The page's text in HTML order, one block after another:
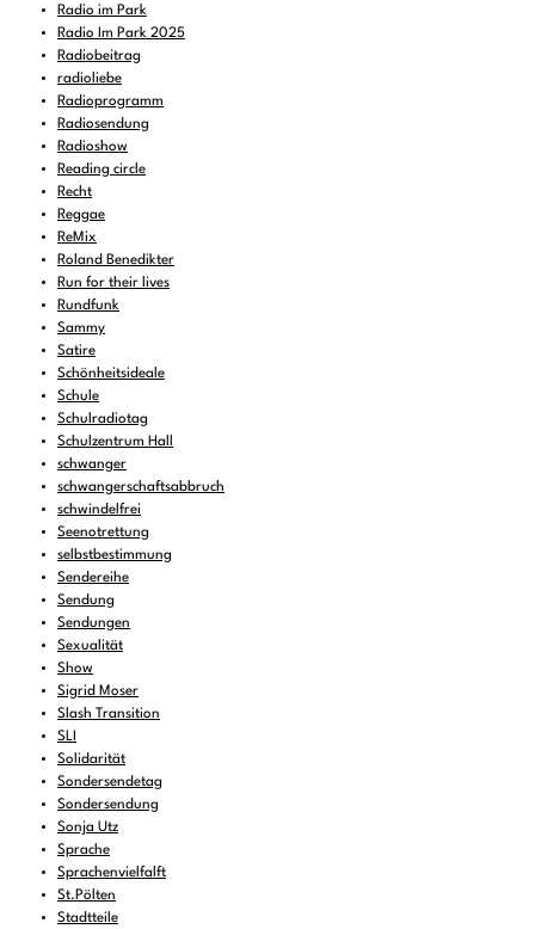
Radio im Park
Radio Im Park 2025
Radiobeitrag
radioliebe
Radioprogramm
Radiosendung
Radioshow
Reading circle
Recht
Reggae
ReMix
Roland Benedikter
Run for their lives
Rundfunk
Sammy
Satire
Schönheitsideale
Schule
Schulradiotag
Schulzentrum Hall
schwanger
schwangerschaftsabbruch
schwindelfrei
Seenotrettung
selbstbestimmung
Sendereihe
Sendung
Sendungen
Sexualität
Show
Sigrid Moser
Slash Transition
SLI
Solidarität
Sondersendetag
Sondersendung
Sonja Utz
Sprache
Sprachenvielfalft
St.Pölten
Stadtteile